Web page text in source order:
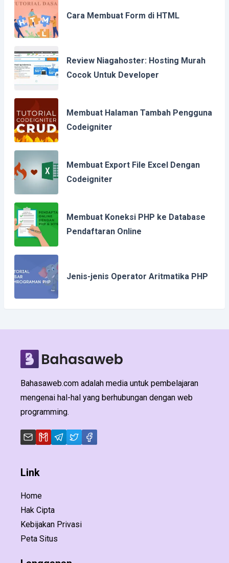
Cara Membuat Form di HTML
Review Niagahoster: Hosting Murah
Cocok Untuk Developer
Membuat Halaman Tambah Pengguna
Codeigniter
Membuat Export File Excel Dengan
Codeigniter
Membuat Koneksi PHP ke Database
Pendaftaran Online
Jenis-jenis Operator Aritmatika PHP
Bahasaweb.com adalah media untuk pembelajaran
mengenai hal-hal yang berhubungan dengan web
programming.
Link
Home
Hak Cipta
Kebijakan Privasi
Peta Situs